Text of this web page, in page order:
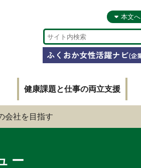
本文へ
健康課題と仕事の両立支援
会社を目指す
ー